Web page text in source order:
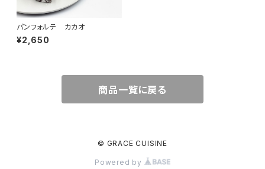
パンフォルテ カカオ
¥2,650
商品一覧に戻る
© GRACE CUISINE
Powered by